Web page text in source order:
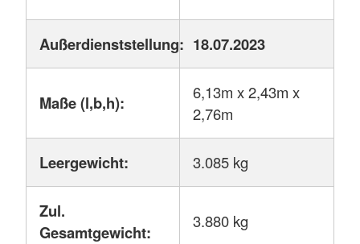
Außerdienststellung: 18.07.2023
Maße (l,b,h):
6,13m x 2,43m x
2,76m
Leergewicht: 3.085 kg
Zul.
Gesamtgewicht:
3.880 kg